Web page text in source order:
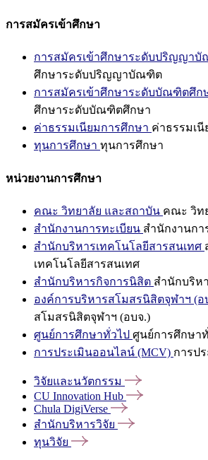
การสมัครเข้าศึกษา
การสมัครเข้าศึกษาระดับปริญญา
ศึกษาระดับปริญญาบัณฑิต
การสมัครเข้าศึกษาระดับบัณฑิตศึก
ศึกษาระดับบัณฑิตศึกษา
ค่าธรรมเนียมการศึกษา ค่าธรรมเ
ทุนการศึกษา ทุนการศึกษา
หน่วยงานการศึกษา
คณะ วิทยาลัย และสถาบัน คณะ วิท
สำนักงานการทะเบียน สำนักงานกา
สำนักบริหารเทคโนโลยีสารสนเทศ
เทคโนโลยีสารสนเทศ
สำนักบริหารกิจการนิสิต สำนักบริห
องค์การบริหารสโมสรนิสิตจุฬาฯ (อ
สโมสรนิสิตจุฬาฯ (อบจ.)
ศูนย์การศึกษาทั่วไป ศูนย์การศึกษา
การประเมินออนไลน์ (MCV) การป
วิจัยและนวัตกรรม
CU Innovation Hub
Chula DigiVerse
สำนักบริหารวิจัย
ทุนวิจัย